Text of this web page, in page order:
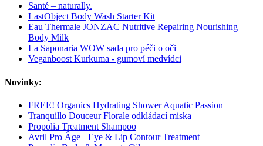
Santé – naturally.
LastObject Body Wash Starter Kit
Eau Thermale JONZAC Nutritive Repairing Nourishing
Body Milk
La Saponaria WOW sada pro péči o oči
Veganboost Kurkuma - gumoví medvídci
Novinky:
FREE! Organics Hydrating Shower Aquatic Passion
Tranquillo Douceur Florale odkládací miska
Propolia Treatment Shampoo
Avril Pro Âge+ Eye & Lip Contour Treatment